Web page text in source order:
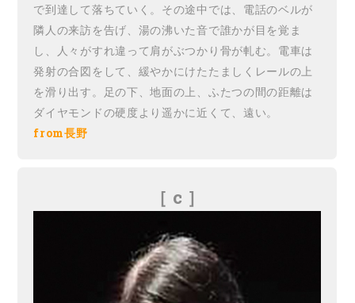
で到達して落ちていく。その途中では、電話のベルが
隣人の来訪を告げ、湯の沸いた音で誰かが目を覚ま
し、人々がすれ違って肩がぶつかり骨が軋む。電車は
発射の合図をして、緩やかにけたたましくレールの上
を滑り出す。足の下、地面の上、ふたつの間の距離は
ダイヤモンドの硬度より遥かに近くて、遠い。
from長野
［ c ］